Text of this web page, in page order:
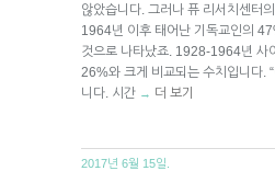
않았습니다. 그러나 퓨 리서치센터
1964년 이후 태어난 기독교인의
것으로 나타났죠. 1928-1964년 사
26%와 크게 비교되는 수치입니다.
니다. 시간 → 더 보기
2017년 6월 15일.